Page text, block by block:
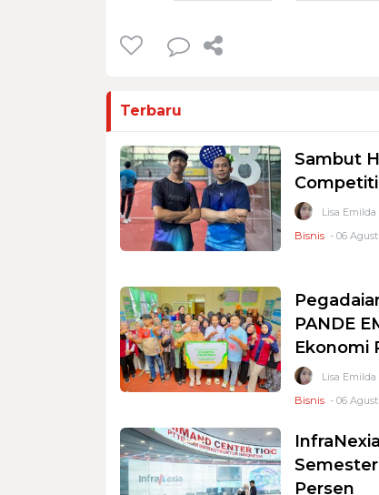
Terbaru
Sambut
Lisa Emilda
Bisnis - 06
PANDE
Ekonomi
Lisa Emilda
Bisnis - 06
Persen